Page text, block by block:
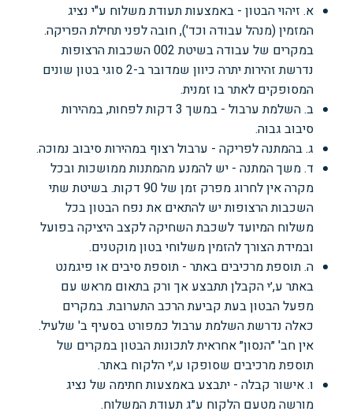
א. זיהוי הבטון - באמצעות תעודת משלוח ע"י נציג
המזמין (מנהל עבודה וכד'), חובה לפני תחילת הפריקה.
במקרים של עבודה בשיטת 002 השכבות הרצופות
נדרשת זהירות יתרה כיוון שמדובר ב-2 סוגי בטון שונים
המסופקים לאתר בו זמנית.
ב. השלמת ערבול - במשך 3 דקות לפחות, במהירות
סיבוב גבוה.
ג. בהמתנה לפריקה - ערבול רצוף במהירות סיבוב נמוכה.
ד. משך המתנה - יש להמנע מהמתנות ממושכות ובכל
מקרה אין לחרוג מפרק זמן של 90 דקות. בשיטת שתי
השכבות הרצופות יש להתאים את נפח הבטון בכל
משלוח המיועד לשכבת השחיקה לקצב היציקה בפועל
ובמידת הצורך להזמין משלוחי בטון מוקטנים.
ה. תוספת מרכיבים באתר - תוספת סיבים או פיגמנט
באתר ע,׳י הקבלן תתבצע אך ורק בתאום מראש עם
מפעל הבטון בעת קביעת הרכב התערובת. במקרים
כאלה נדרשת השלמת ערבול כמפורט בסעיף ב' שלעיל.
אין חב' ״הנסון״ אחראית לתכונות הבטון במקרים של
תוספת מרכיבים שסופקו ע,׳י הלקוח באתר.
ו. אישור קבלה - יתבצע באמצעות חתימה של נציג
מורשה מטעם הלקוח ע״ג תעודת המשלוח.